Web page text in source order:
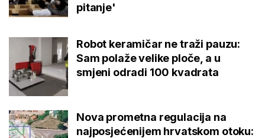
pitanje'
Robot keramičar ne traži pauzu:
Sam polaže velike ploče, a u
smjeni odradi 100 kvadrata
Nova prometna regulacija na
najposjećenijem hrvatskom otoku: